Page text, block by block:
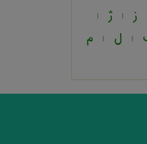
ز | ژ |
| ل | م